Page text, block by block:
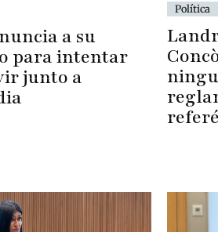
a su
para intentar
junto a
Política